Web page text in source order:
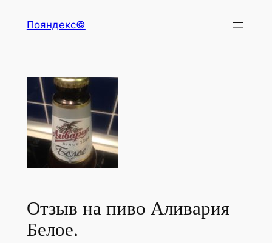
Пояндекс©
Отзыв на пиво Аливария
Белое.